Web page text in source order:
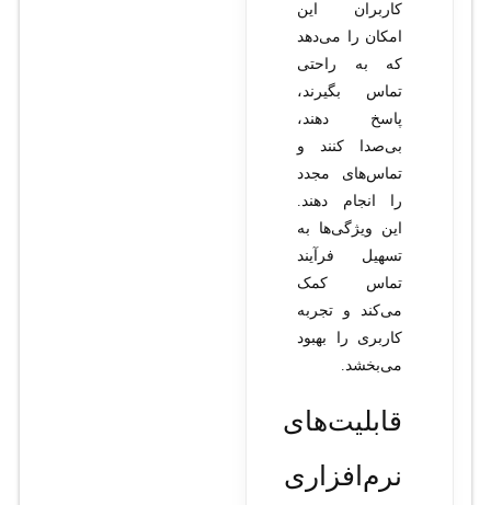
کاربران این
امکان را می‌دهد
که به راحتی
تماس بگیرند،
پاسخ دهند،
بی‌صدا کنند و
تماس‌های مجدد
را انجام دهند.
این ویژگی‌ها به
تسهیل فرآیند
تماس کمک
می‌کند و تجربه
کاربری را بهبود
می‌بخشد.
قابلیت‌های
نرم‌افزاری